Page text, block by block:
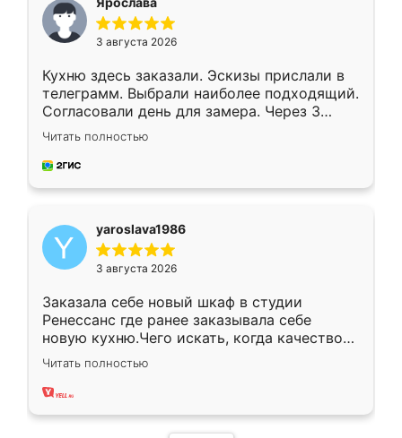
3 августа 2026
Кухню здесь заказали. Эскизы прислали в
телеграмм. Выбрали наиболее подходящий.
Согласовали день для замера. Через 3
недели кухня была уже готова. Остались
довольны работой. Спасибо Ренессанс
мебель за качественную работу!
Читать полностью
yaroslava1986
3 августа 2026
Заказала себе новый шкаф в студии
Ренессанс где ранее заказывала себе
новую кухню.Чего искать, когда качеством
вполне довольна. Служит кухня уже почти
два года, нареканий нет.
Читать полностью